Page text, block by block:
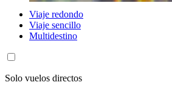
Viaje redondo
Viaje sencillo
Multidestino
Solo vuelos directos